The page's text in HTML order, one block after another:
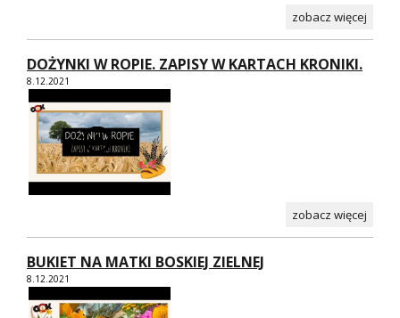
zobacz więcej
DOŻYNKI W ROPIE. ZAPISY W KARTACH KRONIKI.
8.12.2021
zobacz więcej
BUKIET NA MATKI BOSKIEJ ZIELNEJ
8.12.2021